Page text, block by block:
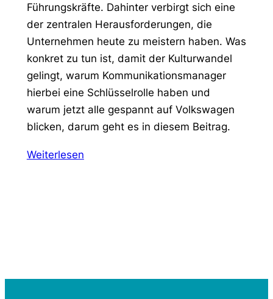
Führungskräfte. Dahinter verbirgt sich eine
der zentralen Herausforderungen, die
Unternehmen heute zu meistern haben. Was
konkret zu tun ist, damit der Kulturwandel
gelingt, warum Kommunikationsmanager
hierbei eine Schlüsselrolle haben und
warum jetzt alle gespannt auf Volkswagen
blicken, darum geht es in diesem Beitrag.
Weiterlesen